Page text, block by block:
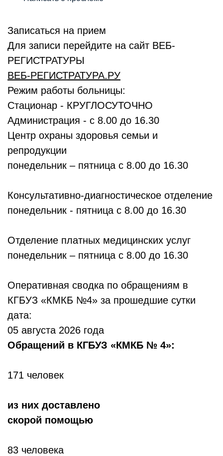
Записаться на прием
Для записи перейдите на сайт ВЕБ-
РЕГИСТРАТУРЫ
ВЕБ-РЕГИСТРАТУРА.РУ
Режим работы больницы:
Стационар - КРУГЛОСУТОЧНО
Администрация - с 8.00 до 16.30
Центр охраны здоровья семьи и
репродукции
понедельник – пятница с 8.00 до 16.30
Консультативно-диагностическое отделение
понедельник - пятница с 8.00 до 16.30
Отделение платных медицинских услуг
понедельник – пятница с 8.00 до 16.30
Оперативная сводка по обращениям в
КГБУЗ «КМКБ №4» за прошедшие сутки
дата:
05 августа 2026 года
Обращений в КГБУЗ «КМКБ № 4»:
171 человек
из них доставлено
скорой помощью
83 человека